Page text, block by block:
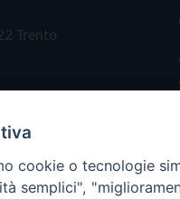
Trento
cookie o tecnologie
semplici",